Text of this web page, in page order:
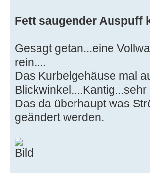
Fett saugender Auspuff
Gesagt getan...eine
rein....
Das Kurbelgehäuse mal
Das da überhaupt was
geändert werden.